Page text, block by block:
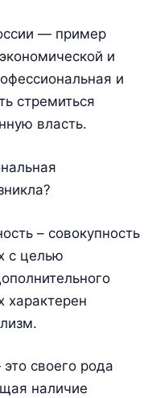
— пример
и
и
стремиться
власть.
– совокупность
с целью
характерен
своего рода
наличие